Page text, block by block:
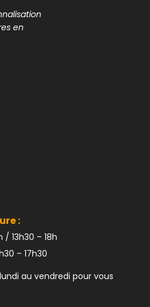
en
:
/ 13h30 – 18h
– 17h30
au vendredi pour vous